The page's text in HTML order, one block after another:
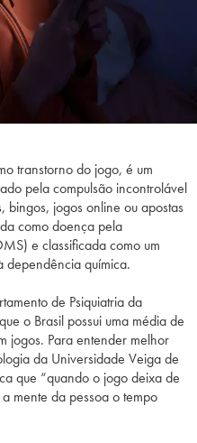
transtorno do jogo, é um
pela compulsão incontrolável
bingos, jogos online ou apostas
como doença pela
e classificada como um
dependência química.
de Psiquiatria da
o Brasil possui uma média de
jogos. Para entender melhor
da Universidade Veiga de
que “quando o jogo deixa de
mente da pessoa o tempo